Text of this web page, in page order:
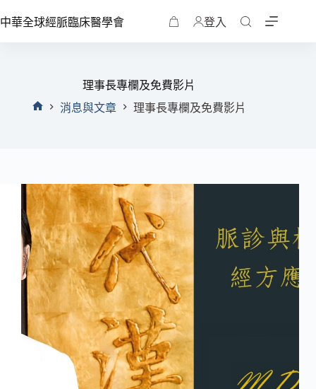
中華全球經脈臨床醫學會 登入
理事長專欄及免費影片
消息與文章
理事長專欄及免費影片